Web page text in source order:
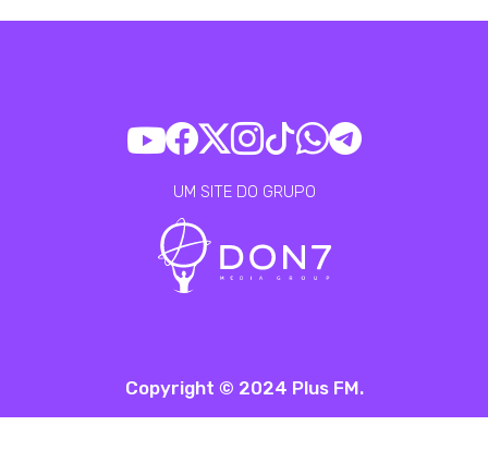
UM SITE DO GRUPO
Copyright © 2024 Plus FM.